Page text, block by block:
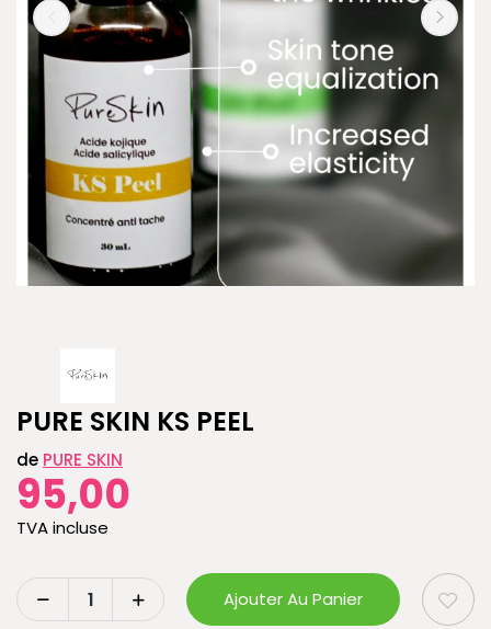
PURE SKIN KS PEEL
de PURE SKIN
95,00
TVA incluse
Ajouter Au Panier